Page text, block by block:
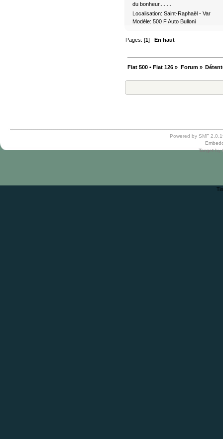
du bonheur........
Localisation: Saint-Raphaël - Var
Modèle: 500 F Auto Bulloni
Pages: [1] En haut
Fiat 500 • Fiat 126 » Forum»
Powered by SMF
Targetby